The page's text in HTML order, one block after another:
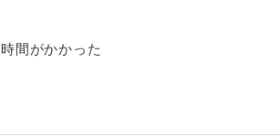
時間がかかった